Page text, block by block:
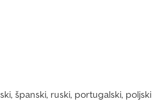
španski, ruski, portugalski, poljski